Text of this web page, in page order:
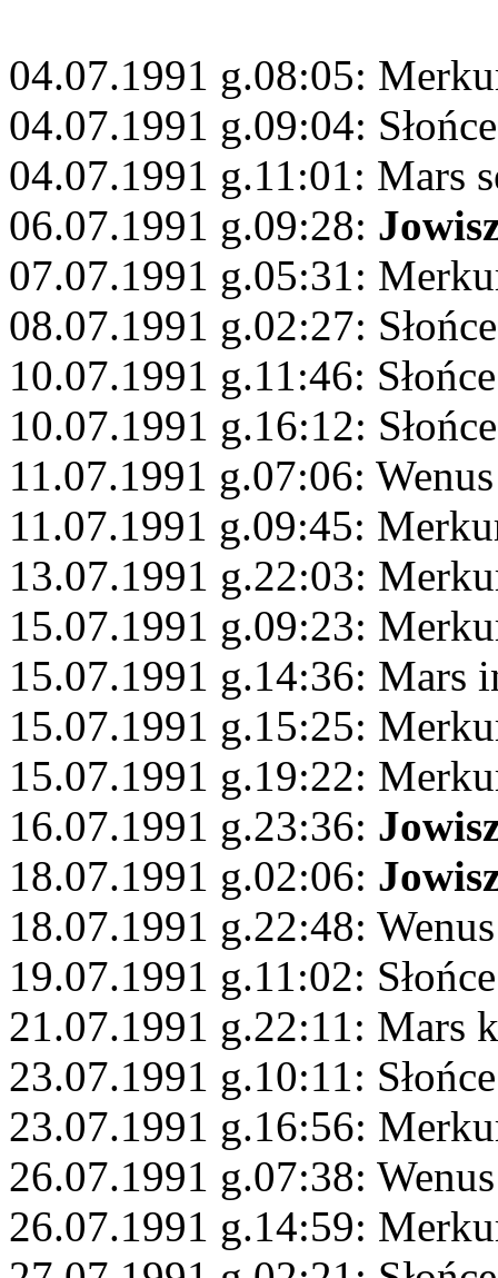
04.07.1991 g.08:05:
04.07.1991 g.09:04:
04.07.1991 g.11:01: Mars
06.07.1991 g.09:28:
07.07.1991 g.05:31:
08.07.1991 g.02:27:
10.07.1991 g.11:46:
10.07.1991 g.16:12:
11.07.1991 g.07:06:
11.07.1991 g.09:45:
13.07.1991 g.22:03:
15.07.1991 g.09:23:
15.07.1991 g.14:36: Mars
15.07.1991 g.15:25:
15.07.1991 g.19:22:
16.07.1991 g.23:36:
18.07.1991 g.02:06:
18.07.1991 g.22:48:
19.07.1991 g.11:02:
21.07.1991 g.22:11: Mars
23.07.1991 g.10:11:
23.07.1991 g.16:56:
26.07.1991 g.07:38:
26.07.1991 g.14:59: